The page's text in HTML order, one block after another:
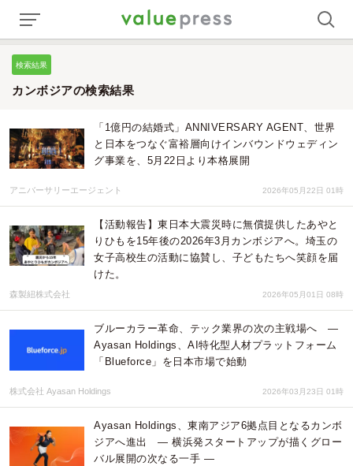
検索結果
カンボジアの検索結果
「1億円の結婚式」ANNIVERSARY AGENT、世界
と日本をつなぐ富裕層向けインバウンドウェディン
グ事業を、5月22日より本格展開
アニバーサリーエージェント 2026年05月22日 01時
【活動報告】東日本大震災時に無償提供したあやと
りひもを15年後の2026年3月カンボジアへ。埼玉の
女子高校生の活動に協賛し、子どもたちへ笑顔を届
けた。
森製紐株式会社 2026年05月01日 08時
ブルーカラー革命、テック業界の次の主戦場へ ―
Ayasan Holdings、AI特化型人材プラットフォーム
「Blueforce」を日本市場で始動
株式会社 Ayasan Holdings 2026年03月23日 01時
Ayasan Holdings、東南アジア6拠点目となるカンボ
ジアへ進出 ― 横浜発スタートアップが描くグロー
バル展開の次なる一手 ―